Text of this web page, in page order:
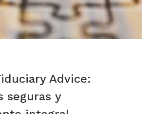
Advice:
seguras y